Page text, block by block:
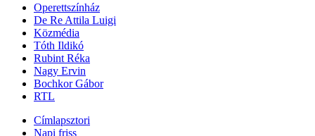
Operettszínház
De Re Attila Luigi
Közmédia
Tóth Ildikó
Rubint Réka
Nagy Ervin
Bochkor Gábor
RTL
Címlapsztori
Napi friss